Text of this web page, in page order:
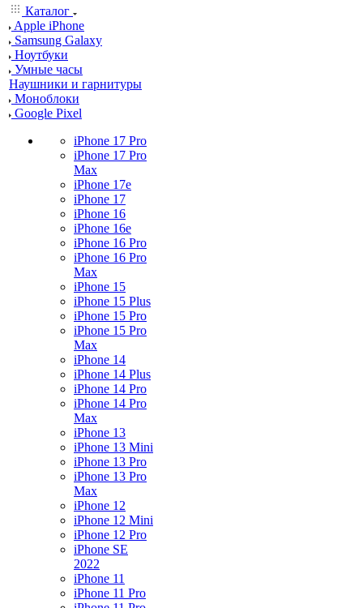
Каталог
Apple iPhone
Samsung Galaxy
Ноутбуки
Умные часы
Наушники и гарнитуры
Моноблоки
Google Pixel
iPhone 17 Pro
iPhone 17 Pro
Max
iPhone 17e
iPhone 17
iPhone 16
iPhone 16e
iPhone 16 Pro
iPhone 16 Pro
Max
iPhone 15
iPhone 15 Plus
iPhone 15 Pro
iPhone 15 Pro
Max
iPhone 14
iPhone 14 Plus
iPhone 14 Pro
iPhone 14 Pro
Max
iPhone 13
iPhone 13 Mini
iPhone 13 Pro
iPhone 13 Pro
Max
iPhone 12
iPhone 12 Mini
iPhone 12 Pro
iPhone SE
2022
iPhone 11
iPhone 11 Pro